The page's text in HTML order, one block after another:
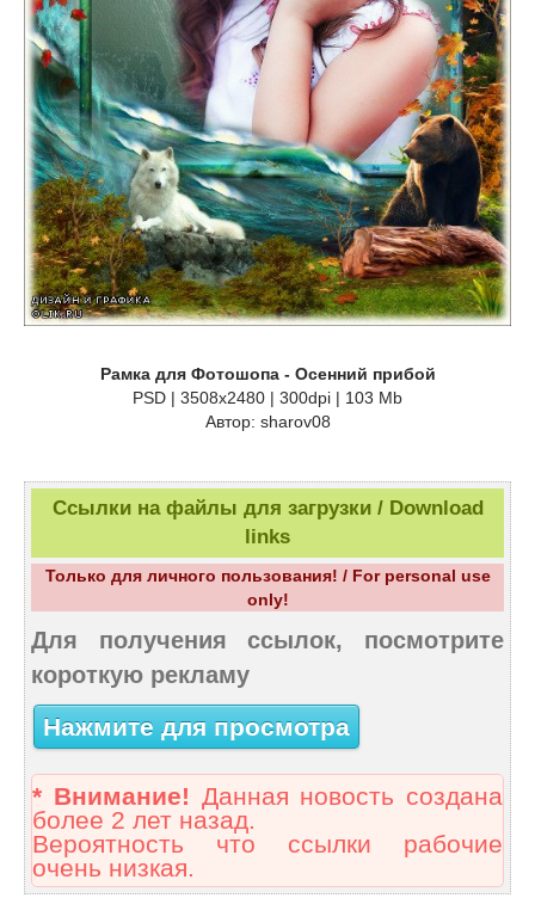
Рамка для Фотошопа - Осенний прибой
PSD | 3508x2480 | 300dpi | 103 Mb
Автор: sharov08
Ссылки на файлы для загрузки / Download
links
Только для личного пользования! / For personal use
only!
Для получения ссылок, посмотрите
короткую рекламу
Нажмите для просмотра
* Внимание! Данная новость создана
более 2 лет назад.
Вероятность что ссылки рабочие
очень низкая.